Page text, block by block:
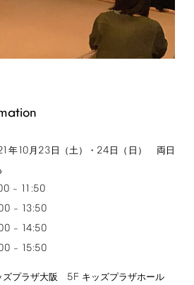
年10月 23 日（土）・ 24 日（日） 両日
– 11:50
– 13:50
– 14:50
– 15:50
ズプラザ大阪 5F キッズプラザホール